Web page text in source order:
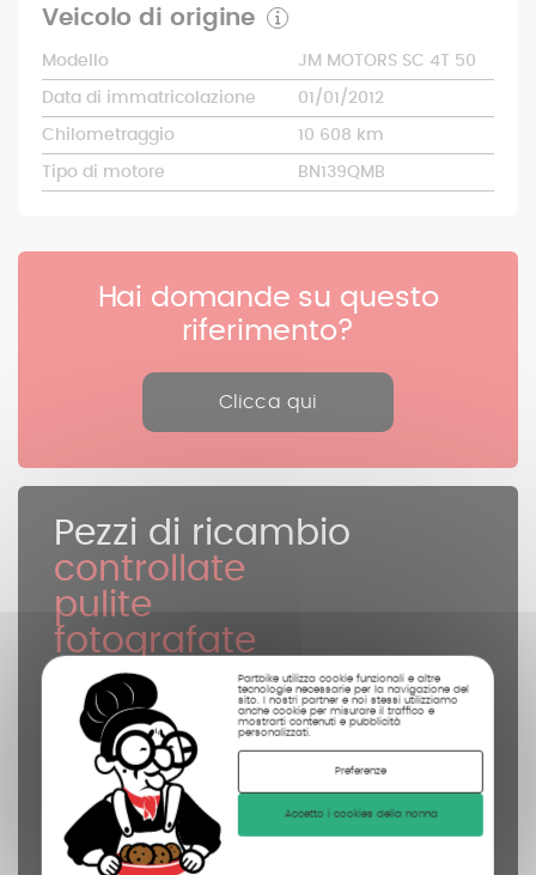
Partbike utilizza cookie funzionali e altre
tecnologie necessarie per la navigazione del
sito. I nostri partner e noi stessi utilizziamo
anche cookie per misurare il traffico e
mostrarti contenuti e pubblicità
personalizzati.
Preferenze
Accetto i cookies della nonna
Veicolo di origine
Modello JM MOTORS SC 4T 50
Data di immatricolazione 01/01/2012
Chilometraggio 10 608 km
Tipo di motore BN139QMB
Hai domande su questo
riferimento?
Clicca qui
Pezzi di ricambio
controllate
pulite
fotografate